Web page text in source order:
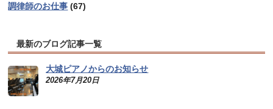
調律師のお仕事 (67)
最新のブログ記事一覧
大城ピアノからのお知らせ
2026年7月20日